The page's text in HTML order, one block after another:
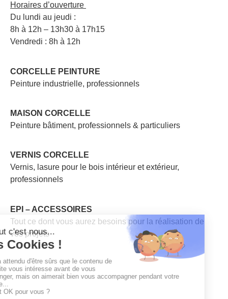
Horaires d’ouverture
Du lundi au jeudi :
8h à 12h – 13h30 à 17h15
Vendredi : 8h à 12h
CORCELLE PEINTURE
Peinture industrielle, professionnels
MAISON CORCELLE
Peinture bâtiment, professionnels & particuliers
VERNIS CORCELLE
Vernis, lasure pour le bois intérieur et extérieur,
professionnels
EPI – ACCESSOIRES
Tout ce dont vous aurez besoins pour la réalisation de
vos projets